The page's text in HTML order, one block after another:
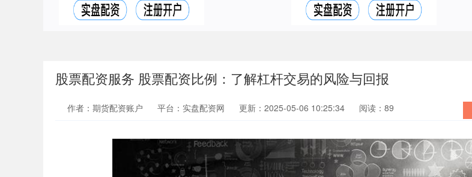
股票配资服务 股票配资比例：了解杠杆交易的风险与回报
作者：期货配资账户 平台：实盘配资网 更新：2025-05-06 10:25:34 阅读：89